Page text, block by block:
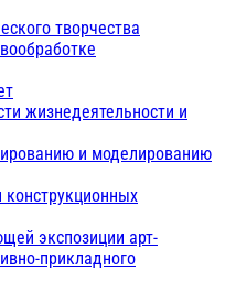
творчества
жизнедеятельности и
и моделированию
конструкционных
экспозиции арт-
прикладного